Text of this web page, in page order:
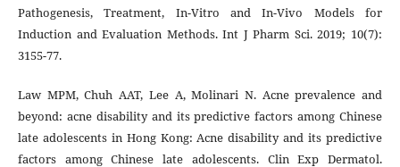
Pathogenesis, Treatment, In-Vitro and In-Vivo Models for
Induction and Evaluation Methods. Int J Pharm Sci. 2019; 10(7):
3155-77.
Law MPM, Chuh AAT, Lee A, Molinari N. Acne prevalence and
beyond: acne disability and its predictive factors among Chinese
late adolescents in Hong Kong: Acne disability and its predictive
factors among Chinese late adolescents. Clin Exp Dermatol.